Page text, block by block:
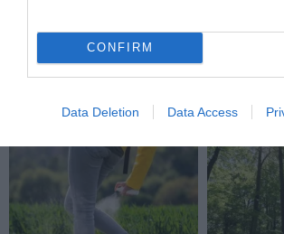
CONFIRM
Data Deletion Data Access
APÁTSÁG HABOS OLDALÁRA
2026-08-04